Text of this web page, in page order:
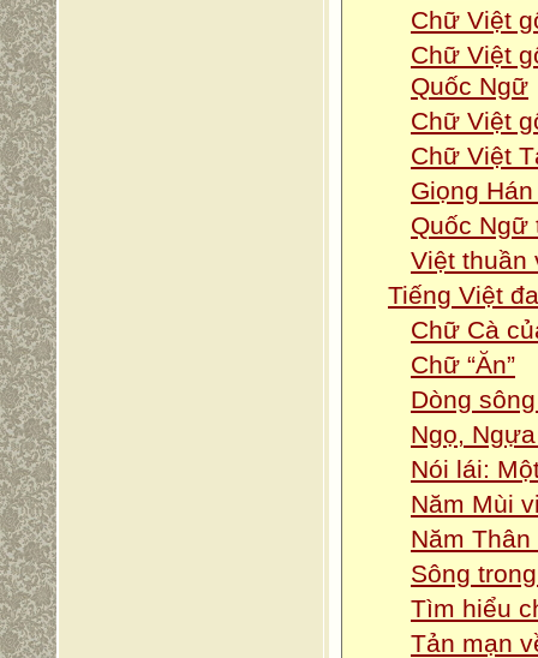
Chữ Việt
Chữ Việt
Quốc Ngữ
Chữ Việt
Chữ Việt
Giọng
Quốc Ngữ
Việt thuần
Tiếng Việt
Chữ Cà
Chữ “Ăn”
Dòng
Ngọ,
Nói lái:
Năm Mùi
Năm
Sông
Tìm hiểu
Tản mạn